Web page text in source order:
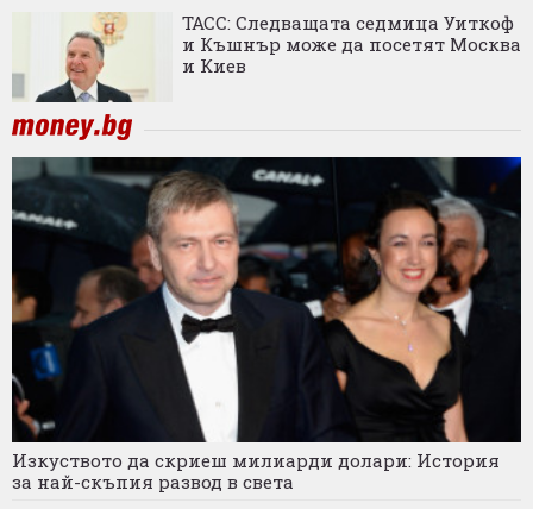
ТАСС: Следващата седмица Уиткоф
и Къшнър може да посетят Москва
и Киев
Изкуството да скриеш милиарди долари: История
за най-скъпия развод в света